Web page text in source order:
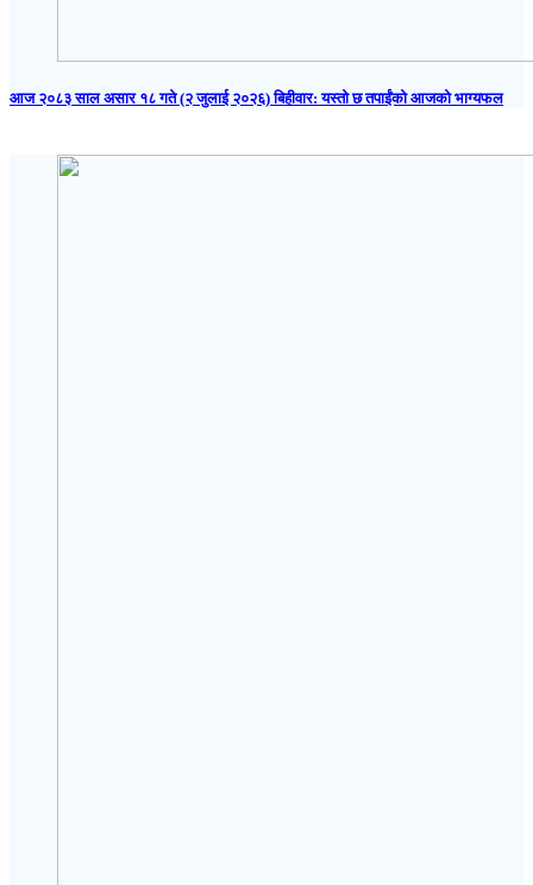
आज २०८३ साल असार १८ गते (२ जुलाई २०२६) बिहीवार: यस्तो छ तपाईंको आजको भाग्यफल